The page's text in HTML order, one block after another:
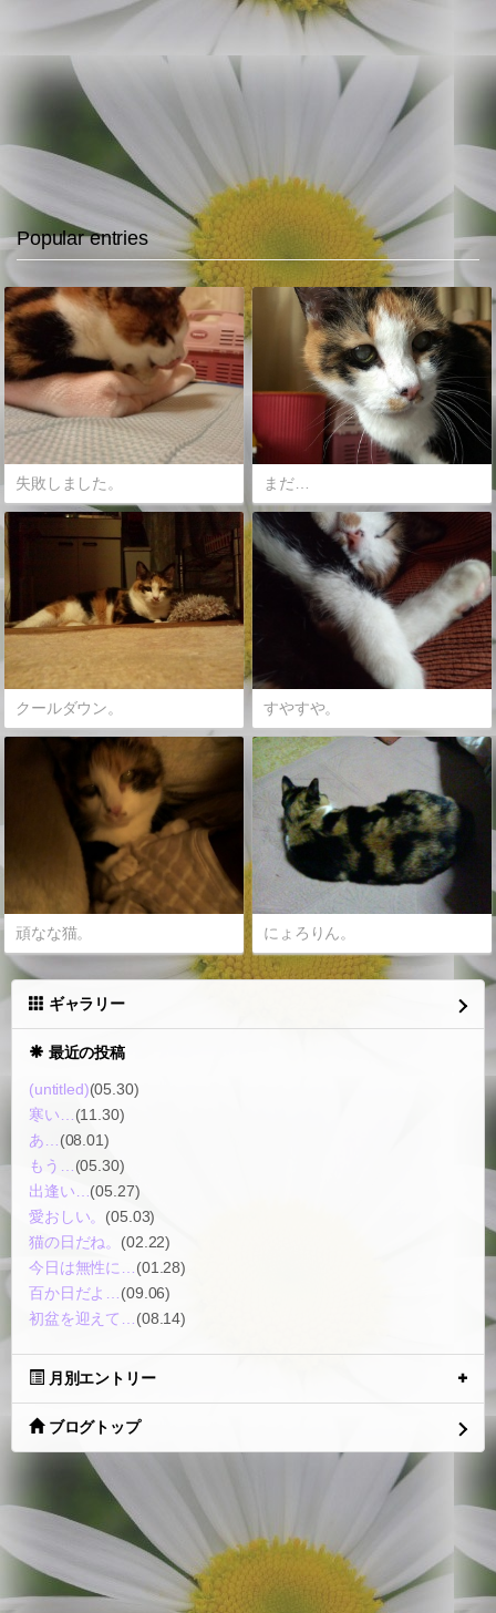
Popular entries
失敗しました。 まだ…
クールダウン。 すやすや。
頑なな猫。 にょろりん。
ギャラリー
最近の投稿
(untitled)(05.30)
寒い…(11.30)
あ…(08.01)
もう…(05.30)
出逢い…(05.27)
愛おしい。 (05.03)
猫の日だね。 (02.22)
今日は無性に…(01.28)
百か日だよ…(09.06)
初盆を迎えて…(08.14)
月別エントリー
ブログトップ